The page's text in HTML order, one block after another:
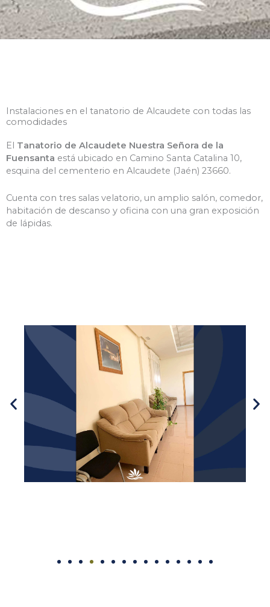
Instalaciones en el tanatorio de Alcaudete con todas las
comodidades
El Tanatorio de Alcaudete Nuestra Señora de la
Fuensanta está ubicado en Camino Santa Catalina 10,
esquina del cementerio en Alcaudete (Jaén) 23660.
Cuenta con tres salas velatorio, un amplio salón, comedor,
habitación de descanso y oficina con una gran exposición
de lápidas.